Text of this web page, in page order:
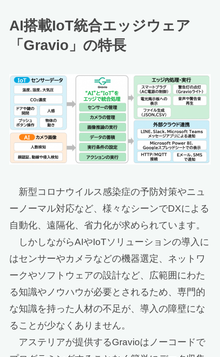
AI搭載IoT統合エッジウェア
「Gravio」の特長
新型コロナウイルス感染症の予防対策やニュ
ーノーマル対応など、様々なシーンでDXによる
自動化、遠隔化、省力化が求められています。
しかしながらAIやIoTソリューションの導入に
はセンサーやカメラなどの機器選定、ネットワ
ークやソフトウェアの設計など、広範囲にわた
る知識やノウハウが必要とされるため、専門的
な知識を持った人材の不足が、導入の障壁にな
ることが少なくありません。
アステリアが提供するGravioはノーコードで